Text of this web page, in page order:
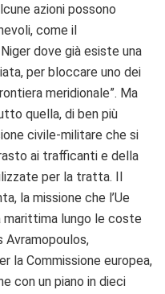
azioni possono
come il
dove già esiste una
per bloccare uno dei
meridionale”. Ma
quella, di ben più
civile-militare che si
ai trafficanti e della
per la tratta. Il
la missione che l’Ue
marittima lungo le coste
Avramopoulos,
la Commissione europea,
con un piano in dieci